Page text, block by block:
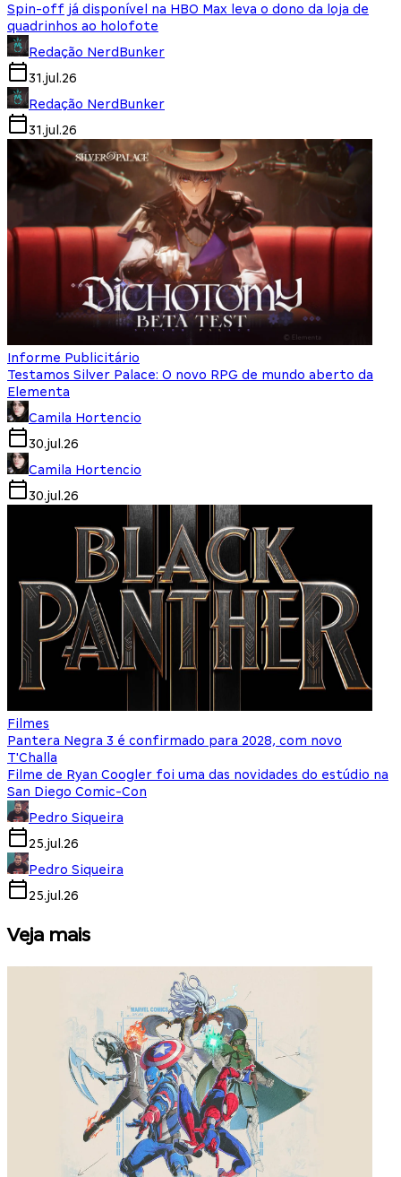
Spin-off já disponível na HBO Max leva o dono da loja de
quadrinhos ao holofote
Redação NerdBunker
31.jul.26
Redação NerdBunker
31.jul.26
Informe Publicitário
Testamos Silver Palace: O novo RPG de mundo aberto da
Elementa
Camila Hortencio
30.jul.26
Camila Hortencio
30.jul.26
Filmes
Pantera Negra 3 é confirmado para 2028, com novo
T'Challa
Filme de Ryan Coogler foi uma das novidades do estúdio na
San Diego Comic-Con
Pedro Siqueira
25.jul.26
Pedro Siqueira
25.jul.26
Veja mais